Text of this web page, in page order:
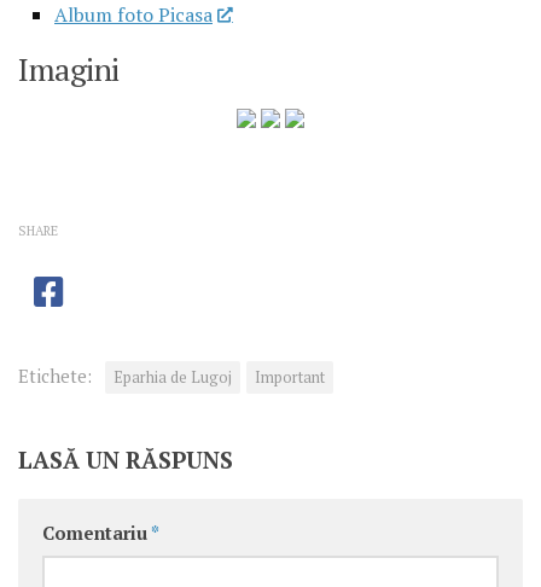
Album foto Picasa
Imagini
SHARE
Etichete: Eparhia de Lugoj Important
LASĂ UN RĂSPUNS
Comentariu *